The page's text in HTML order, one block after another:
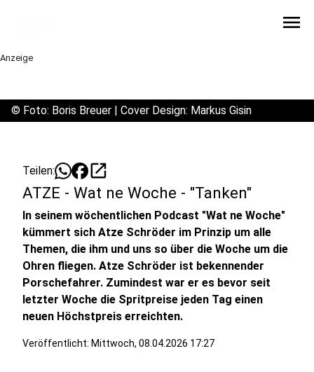
menu
Anzeige
© Foto: Boris Breuer | Cover Design: Markus Gisin
Teilen: open_in_new
ATZE - Wat ne Woche - "Tanken"
In seinem wöchentlichen Podcast "Wat ne Woche"
kümmert sich Atze Schröder im Prinzip um alle
Themen, die ihm und uns so über die Woche um die
Ohren fliegen. Atze Schröder ist bekennender
Porschefahrer. Zumindest war er es bevor seit
letzter Woche die Spritpreise jeden Tag einen
neuen Höchstpreis erreichten.
Veröffentlicht: Mittwoch, 08.04.2026 17:27